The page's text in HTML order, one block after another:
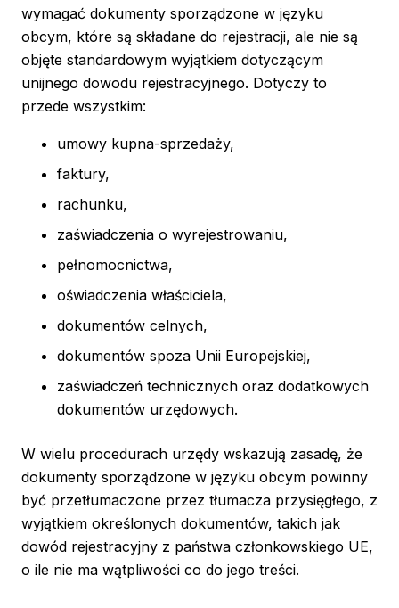
wymagać dokumenty sporządzone w języku
obcym, które są składane do rejestracji, ale nie są
objęte standardowym wyjątkiem dotyczącym
unijnego dowodu rejestracyjnego. Dotyczy to
przede wszystkim:
umowy kupna-sprzedaży,
faktury,
rachunku,
zaświadczenia o wyrejestrowaniu,
pełnomocnictwa,
oświadczenia właściciela,
dokumentów celnych,
dokumentów spoza Unii Europejskiej,
zaświadczeń technicznych oraz dodatkowych
dokumentów urzędowych.
W wielu procedurach urzędy wskazują zasadę, że
dokumenty sporządzone w języku obcym powinny
być przetłumaczone przez tłumacza przysięgłego, z
wyjątkiem określonych dokumentów, takich jak
dowód rejestracyjny z państwa członkowskiego UE,
o ile nie ma wątpliwości co do jego treści.